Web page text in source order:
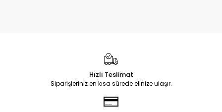
Hızlı Teslimat
Siparişleriniz en kısa sürede elinize ulaşır.